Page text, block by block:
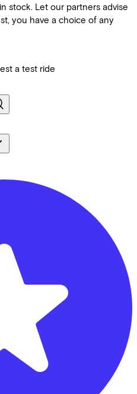
stock. Let our partners advise
you have a choice of any
a test ride